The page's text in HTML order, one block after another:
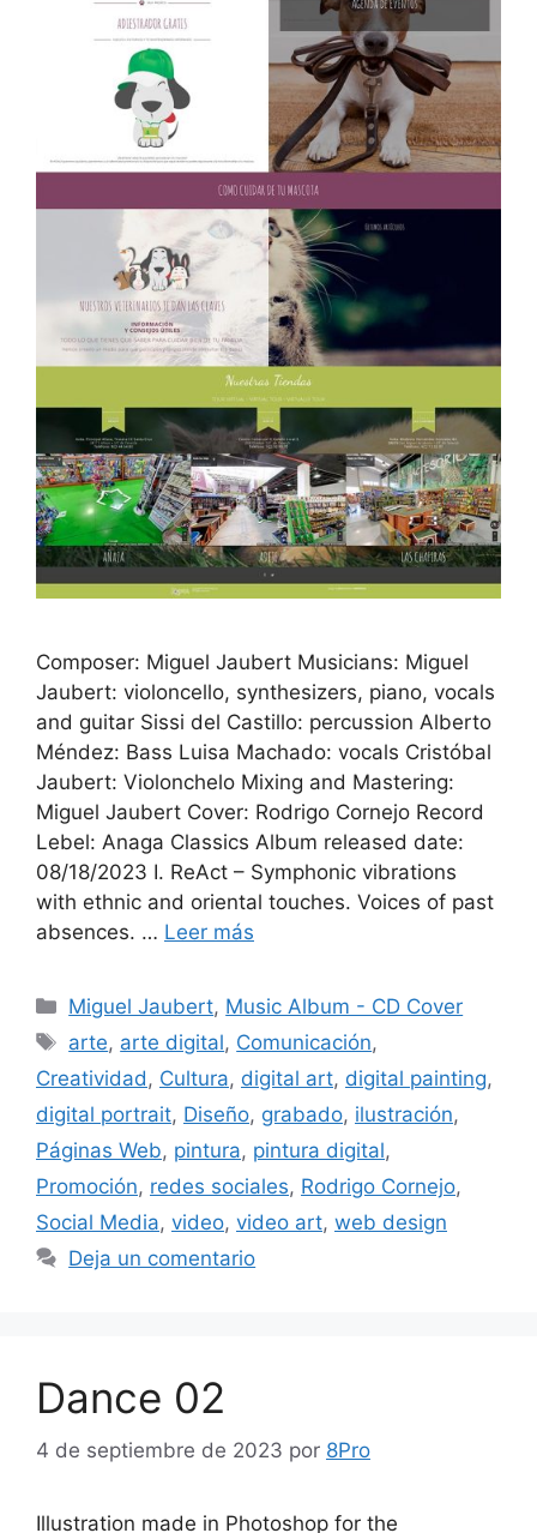
Composer: Miguel Jaubert Musicians: Miguel
Jaubert: violoncello, synthesizers, piano, vocals
and guitar Sissi del Castillo: percussion Alberto
Méndez: Bass Luisa Machado: vocals Cristóbal
Jaubert: Violonchelo Mixing and Mastering:
Miguel Jaubert Cover: Rodrigo Cornejo Record
Lebel: Anaga Classics Album released date:
08/18/2023 I. ReAct – Symphonic vibrations
with ethnic and oriental touches. Voices of past
absences. … Leer más
Miguel Jaubert, Music Album - CD Cover
arte, arte digital, Comunicación,
Creatividad , Cultura, digital art, digital painting,
digital portrait, Diseño, grabado, ilustración,
Páginas Web, pintura, pintura digital,
Promoción, redes sociales, Rodrigo Cornejo,
Social Media, video, video art, web design
Deja un comentario
Dance 02
4 de septiembre de 2023 por 8Pro
Illustration made in Photoshop for the